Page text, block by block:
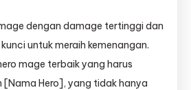
dengan damage tertinggi dan
untuk meraih kemenangan.
mage terbaik yang harus
Hero], yang tidak hanya